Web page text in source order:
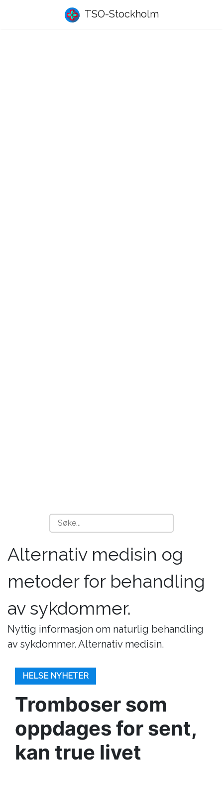
TSO-Stockholm
Alternativ medisin og
metoder for behandling
av sykdommer.
Nyttig informasjon om naturlig behandling
av sykdommer. Alternativ medisin.
HELSE NYHETER
Tromboser som
oppdages for sent,
kan true livet